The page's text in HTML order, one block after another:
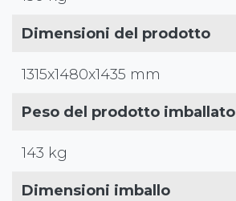
Dimensioni del prodotto
1315x1480x1435 mm
Peso del prodotto imballato
143 kg
Dimensioni imballo